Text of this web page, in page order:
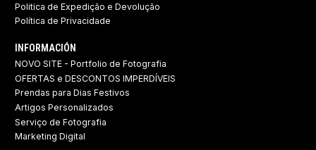
Politica de Expedição e Devolução ​
Política de Privacidade
INFORMACIÓN
NOVO SITE - Portfolio de Fotografia
OFERTAS e DESCONTOS IMPERDÍVEIS
Prendas para Dias Festivos
Artigos Personalizados
Serviço de Fotografia
Marketing Digital